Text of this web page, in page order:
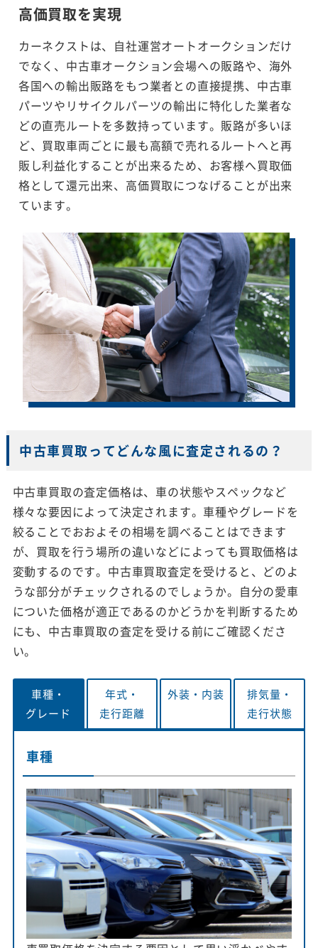
高価買取を実現
カーネクストは、自社運営オートオークションだけ
でなく、中古車オークション会場への販路や、海外
各国への輸出販路をもつ業者との直接提携、中古車
パーツやリサイクルパーツの輸出に特化した業者な
どの直売ルートを多数持っています。販路が多いほ
ど、買取車両ごとに最も高額で売れるルートへと再
販し利益化することが出来るため、お客様へ買取価
格として還元出来、高価買取につなげることが出来
ています。
中古車買取ってどんな風に査定されるの？
中古車買取の査定価格は、車の状態やスペックなど
様々な要因によって決定されます。車種やグレードを
絞ることでおおよその相場を調べることはできます
が、買取を行う場所の違いなどによっても買取価格は
変動するのです。中古車買取査定を受けると、どのよ
うな部分がチェックされるのでしょうか。自分の愛車
についた価格が適正であるのかどうかを判断するため
にも、中古車買取の査定を受ける前にご確認くださ
い。
車種・
グレード
年式・
走行距離
外装・ 内装
排気量・
走行状態
車種